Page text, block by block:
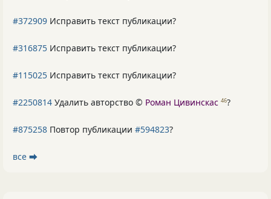
#372909 Исправить текст публикации?
#316875 Исправить текст публикации?
#115025 Исправить текст публикации?
#2250814 Удалить авторство © Роман Цивинскас 46?
#875258 Повтор публикации #594823?
все ⮕